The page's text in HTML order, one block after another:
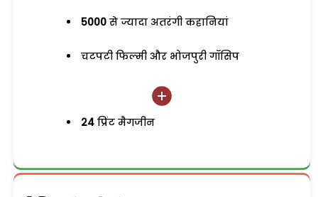
5000 से ज्यादा अतरंगी कहानियां
चटपटी फिल्मी और भोजपुरी गॉसिप
24 प्रिंट मैगजीन